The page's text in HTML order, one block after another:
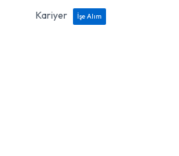
Kariyer
İşe Alım